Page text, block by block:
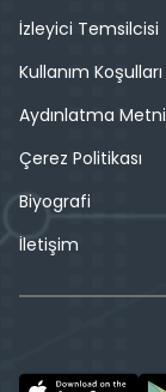
İzleyici Temsilcisi
Kullanım Koşulları
Aydınlatma Metni
Çerez Politikası
Biyografi
İletişim